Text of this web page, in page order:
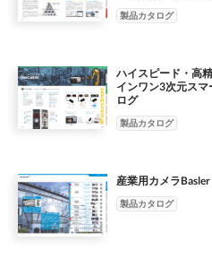
製品カタログ
ハイスピード・高
インワン3次元ス
ログ
製品カタログ
産業用カメラ
製品カタログ